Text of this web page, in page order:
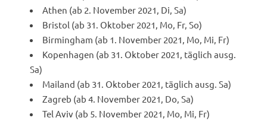
Athen (ab 2. November 2021, Di, Sa)
Bristol (ab 31. Oktober 2021, Mo, Fr, So)
Birmingham (ab 1. November 2021, Mo, Mi, Fr)
Kopenhagen (ab 31. Oktober 2021, täglich ausg.
Sa)
Mailand (ab 31. Oktober 2021, täglich ausg. Sa)
Zagreb (ab 4. November 2021, Do, Sa)
Tel Aviv (ab 5. November 2021, Mo, Mi, Fr)